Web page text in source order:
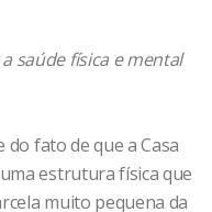
saúde física e mental
fato de que a Casa
estrutura física que
muito pequena da